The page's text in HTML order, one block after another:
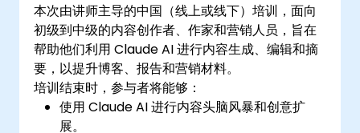
本次由讲师主导的中国（线上或线下）培训，面向
初级到中级的内容创作者、作家和营销人员，旨在
帮助他们利用 Claude AI 进行内容生成、编辑和摘
要，以提升博客、报告和营销材料。
培训结束时，参与者将能够：
使用 Claude AI 进行内容头脑风暴和创意扩
展。